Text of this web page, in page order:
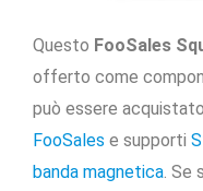
Questo FooSales
offerto come
può essere
FooSales e supporti
banda magnetica .